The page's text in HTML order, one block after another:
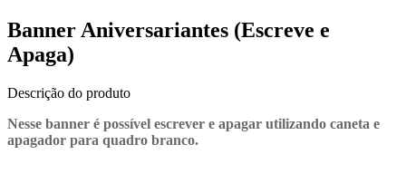
Banner Aniversariantes (Escreve e
Apaga)
Descrição do produto
Nesse banner é possível escrever e apagar utilizando caneta e
apagador para quadro branco.